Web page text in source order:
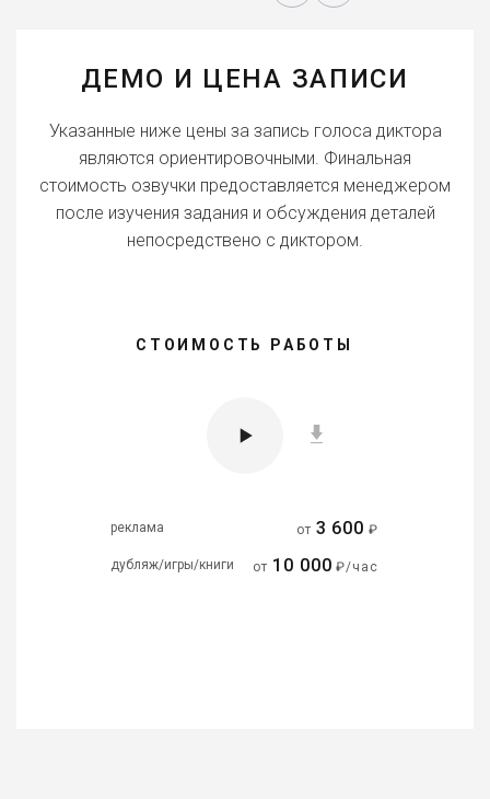
ДЕМО И ЦЕНА ЗАПИСИ
Указанные ниже цены за запись голоса диктора
являются ориентировочными. Финальная
стоимость озвучки предоставляется менеджером
после изучения задания и обсуждения деталей
непосредствено с диктором.
СТОИМОСТЬ РАБОТЫ
реклама от 3 600 ₽
дубляж/игры/книги от 10 000 ₽/час